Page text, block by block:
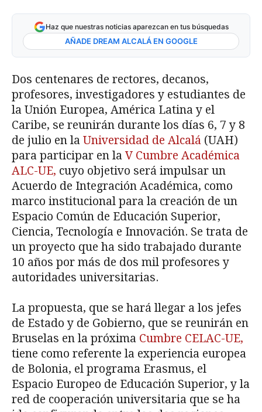
Haz que nuestras noticias aparezcan en tus búsquedas
AÑADE DREAM ALCALÁ EN GOOGLE
Dos centenares de rectores, decanos,
profesores, investigadores y estudiantes de
la Unión Europea, América Latina y el
Caribe, se reunirán durante los días 6, 7 y 8
de julio en la Universidad de Alcalá (UAH)
para participar en laV Cumbre Académica
ALC-UE, cuyo objetivo será impulsar un
Acuerdo de Integración Académica, como
marco institucional para la creación de un
Espacio Común de Educación Superior,
Ciencia, Tecnología e Innovación. Se trata de
un proyecto que ha sido trabajado durante
10 años por más de dos mil profesores y
autoridades universitarias.
La propuesta, que se hará llegar a los jefes
de Estado y de Gobierno, que se reunirán en
Bruselas en la próxima Cumbre CELAC-UE,
tiene como referente la experiencia europea
de Bolonia, el programa Erasmus, el
Espacio Europeo de Educación Superior, y la
red de cooperación universitaria que se ha